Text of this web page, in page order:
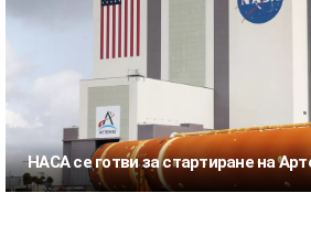
НАСА се готви за стартиране на